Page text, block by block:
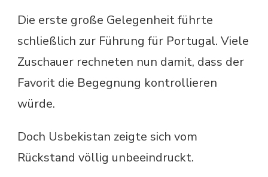
Die erste große Gelegenheit führte
schließlich zur Führung für Portugal. Viele
Zuschauer rechneten nun damit, dass der
Favorit die Begegnung kontrollieren
würde.
Doch Usbekistan zeigte sich vom
Rückstand völlig unbeeindruckt.